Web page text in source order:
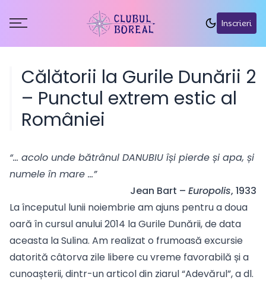
Inscrieri
Călătorii la Gurile Dunării 2
– Punctul extrem estic al
României
“… acolo unde bătrânul DANUBIU își pierde și apa, și
numele în mare …”
Jean Bart – Europolis, 1933
La începutul lunii noiembrie am ajuns pentru a doua
oară în cursul anului 2014 la Gurile Dunării, de data
aceasta la Sulina. Am realizat o frumoasă excursie
datorită câtorva zile libere cu vreme favorabilă și a
cunoașterii, dintr-un articol din ziarul “Adevărul”, a dl.